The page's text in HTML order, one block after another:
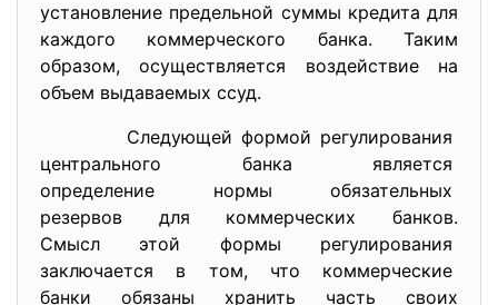
установление предельной суммы кредита для
каждого коммерческого банка. Таким
образом, осуществляется воздействие на
объем выдаваемых ссуд.
Следующей формой регулирования
центрального банка является
определение нормы обязательных
резервов для коммерческих банков.
Смысл этой формы регулирования
заключается в том, что коммерческие
банки обязаны хранить часть своих